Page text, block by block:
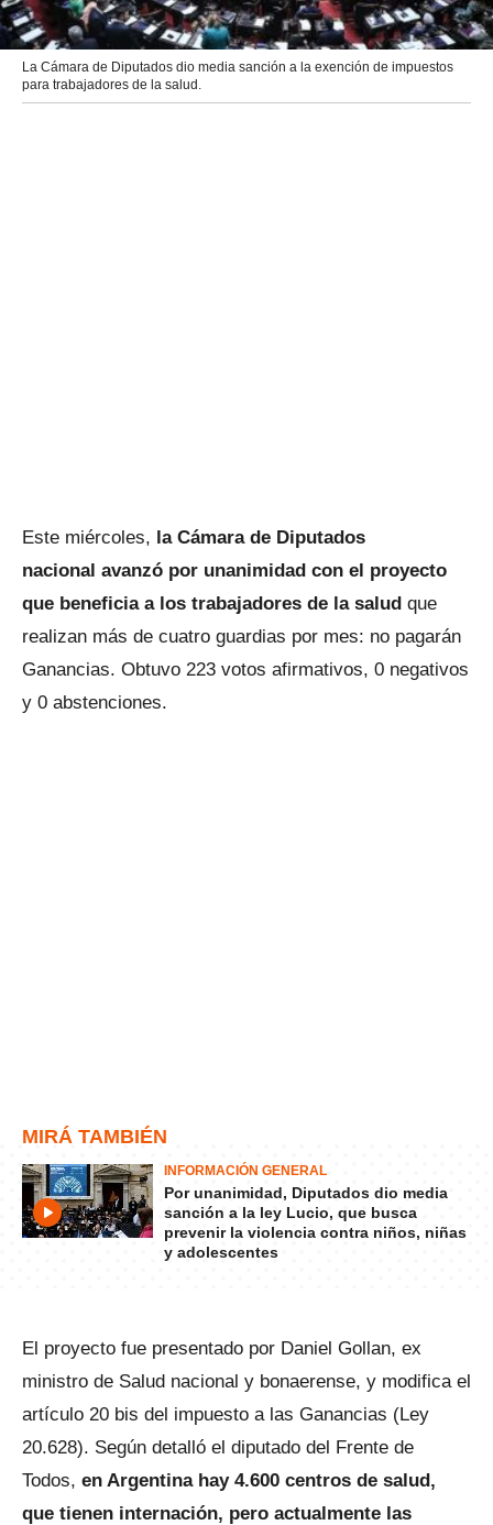
La Cámara de Diputados dio media sanción a la exención de impuestos
para trabajadores de la salud.
Este miércoles, la Cámara de Diputados
nacional avanzó por unanimidad con el proyecto
que beneficia a los trabajadores de la salud que
realizan más de cuatro guardias por mes: no pagarán
Ganancias. Obtuvo 223 votos afirmativos, 0 negativos
y 0 abstenciones.
MIRÁ TAMBIÉN
INFORMACIÓN GENERAL
Por unanimidad, Diputados dio media
sanción a la ley Lucio, que busca
prevenir la violencia contra niños, niñas
y adolescentes
El proyecto fue presentado por Daniel Gollan, ex
ministro de Salud nacional y bonaerense, y modifica el
artículo 20 bis del impuesto a las Ganancias (Ley
20.628). Según detalló el diputado del Frente de
Todos, en Argentina hay 4.600 centros de salud,
que tienen internación, pero actualmente las